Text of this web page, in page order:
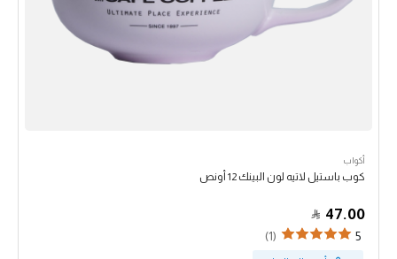
أكواب
كوب باستيل لاتيه لون البينك 12 أونص
47.00
5
(1)